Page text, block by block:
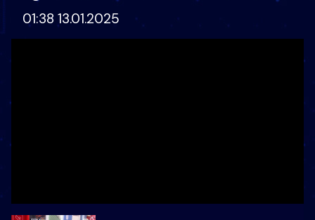
01:38 13.01.2025